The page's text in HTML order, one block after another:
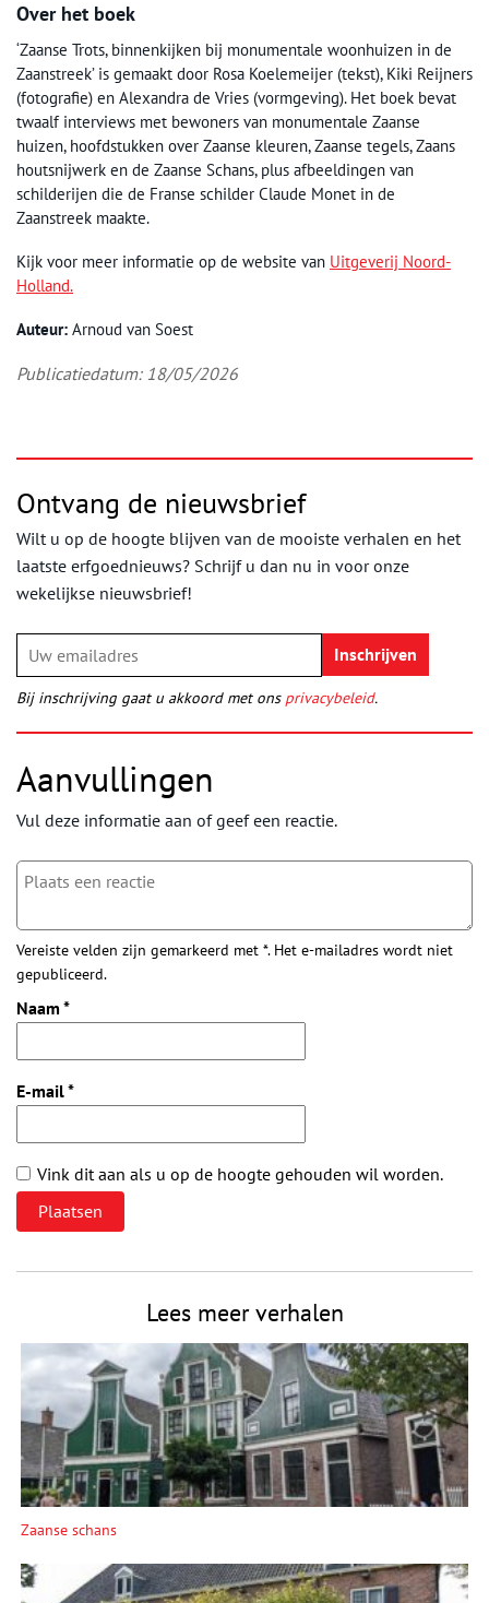
Over het boek
‘Zaanse Trots, binnenkijken bij monumentale woonhuizen in de
Zaanstreek’ is gemaakt door Rosa Koelemeijer (tekst), Kiki Reijners
(fotografie) en Alexandra de Vries (vormgeving). Het boek bevat
twaalf interviews met bewoners van monumentale Zaanse
huizen, hoofdstukken over Zaanse kleuren, Zaanse tegels, Zaans
houtsnijwerk en de Zaanse Schans, plus afbeeldingen van
schilderijen die de Franse schilder Claude Monet in de
Zaanstreek maakte.
Kijk voor meer informatie op de website van Uitgeverij Noord-
Holland.
Auteur: Arnoud van Soest
Publicatiedatum: 18/05/2026
Ontvang de nieuwsbrief
Wilt u op de hoogte blijven van de mooiste verhalen en het
laatste erfgoednieuws? Schrijf u dan nu in voor onze
wekelijkse nieuwsbrief!
Bij inschrijving gaat u akkoord met ons privacybeleid.
Aanvullingen
Vul deze informatie aan of geef een reactie.
Vereiste velden zijn gemarkeerd met *. Het e-mailadres wordt niet
gepubliceerd.
Naam *
E-mail*
Vink dit aan als u op de hoogte gehouden wil worden.
Lees meer verhalen
Zaanse schans